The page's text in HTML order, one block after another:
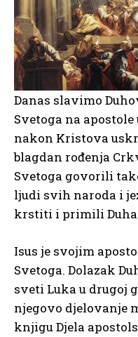
Danas slavimo
Svetoga na apostole
nakon Kristova
blagdan rođenja
Svetoga govorili
ljudi svih naroda i
krstiti i primili Duha
Isus je svojim
Svetoga. Dolazak
sveti Luka u drugoj
njegovo djelovanje
knjigu Djela